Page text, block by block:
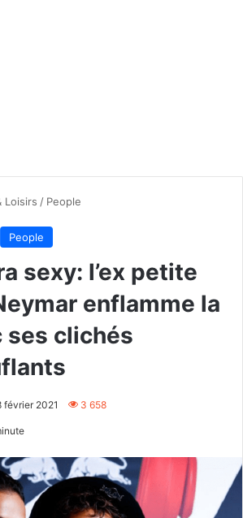
Loisirs / People
People
sexy: l’ex petite
enflamme la
ses clichés
février 2021 3 658